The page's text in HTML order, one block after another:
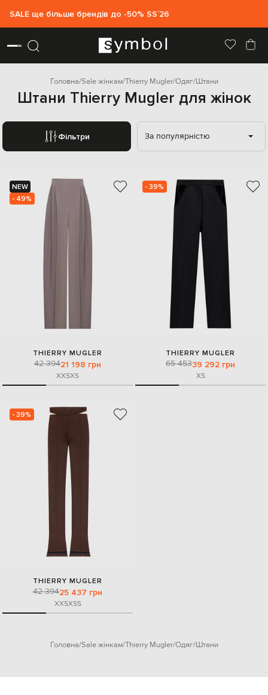
SALE ще більше брендів до -50% SS`26
Головна Sale жінкам Thierry Mugler Одяг Штани
Штани Thierry Mugler для жінок
Фільтри За популярністю
NEW
- 49%
THIERRY MUGLER
42 39421 198 грн
XXSXS
- 39%
THIERRY MUGLER
65 45339 292 грн
XS
- 39%
THIERRY MUGLER
42 39425 437 грн
XXSXSS
Головна Sale жінкам Thierry Mugler Одяг Штани